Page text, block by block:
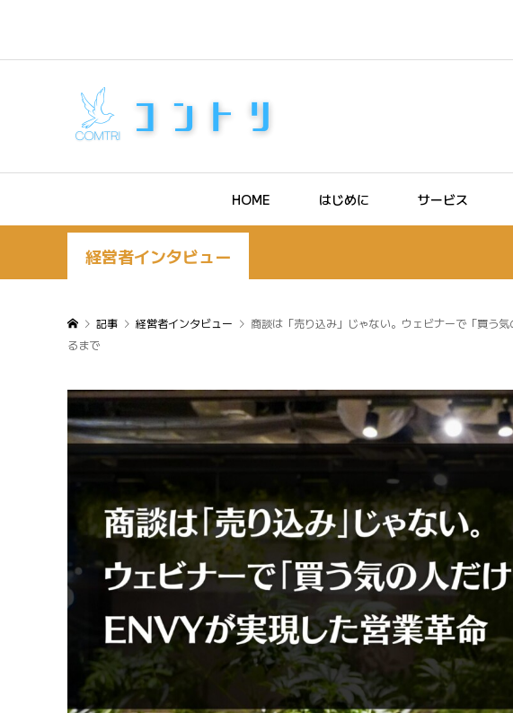
HOME はじめに サービス
経営者インタビュー
記事 経営者インタビュー
商談は「売り込み」じゃない。ウェビナーで「買う
るまで